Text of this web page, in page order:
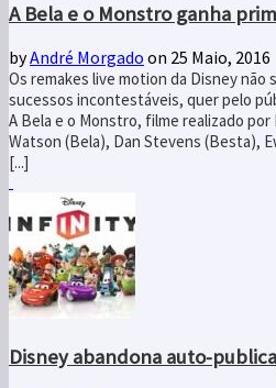
A Bela e o Monstro ganha
byAndré Morgado on 25 Maio, 2016
Os remakes live motion da Disney não
sucessos incontestáveis, quer pelo
A Bela e o Monstro, filme realizado por
Watson (Bela), Dan Stevens (Besta),
[...]
Disney abandona auto-